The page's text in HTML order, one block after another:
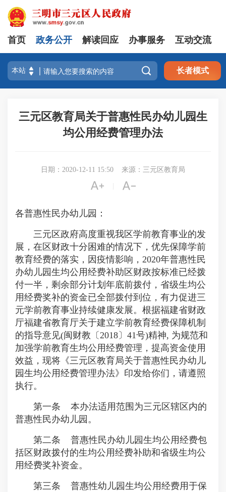
首页 政务公开 解读回应 办事服务 互动交流
 长者模式
三元区教育局关于普惠性民办幼儿园生
均公用经费管理办法
日期：2020-12-11 15:50 来源：三元区教育局
 
各普惠性民办幼儿园：
三元区政府高度重视我区学前教育事业的发
展，在区财政十分困难的情况下，优先保障学前
教育经费的落实，因疫情影响，2020年普惠性民
办幼儿园生均公用经费补助区财政按标准已经拨
付一半，剩余部分计划年底前拨付，省级生均公
用经费奖补的资金已全部拨付到位，有力促进三
元学前教育事业持续健康发展。根据福建省财政
厅福建省教育厅关于建立学前教育经费保障机制
的指导意见(闽财教〔2018〕41号)精神, 为规范和
加强学前教育生均公用经费管理，提高资金使用
效益，现将《三元区教育局关于普惠性民办幼儿
园生均公用经费管理办法》印发给你们，请遵照
执行。
第一条 本办法适用范围为三元区辖区内的
普惠性民办幼儿园。
第二条 普惠性民办幼儿园生均公用经费包
括区财政拨付的生均公用经费补助和省级生均公
用经费奖补资金。
第三条 普惠性幼儿园生均公用经费用于保